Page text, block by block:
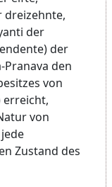
dreizehnte,
der
der
den
von
erreicht,
von
Zustand des